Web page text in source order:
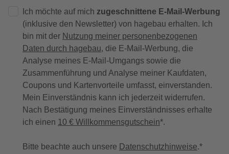
Ich möchte auf mich zugeschnittene E-Mail-Werbung
(inklusive den Newsletter) von hagebau erhalten. Ich
bin mit der Nutzung meiner personenbezogenen
Daten durch hagebau, die E-Mail-Werbung, die
Analyse meines E-Mail-Umgangs sowie die
Zusammenführung und Analyse meiner Kaufdaten,
Coupons und Kartenvorteile umfasst, einverstanden.
Mein Einverständnis kann ich jederzeit widerrufen.
Nach Bestätigung meines Einverständnisses erhalte
ich einen 10 € Willkommensgutschein*.
Bitte beachte auch unsere Datenschutzhinweise.